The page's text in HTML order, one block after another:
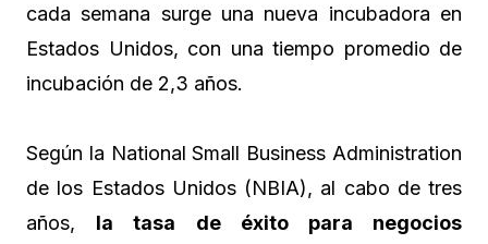
cada semana surge una nueva incubadora en
Estados Unidos, con una tiempo promedio de
incubación de 2,3 años.
Según la National Small Business Administration
de los Estados Unidos (NBIA), al cabo de tres
años, la tasa de éxito para negocios